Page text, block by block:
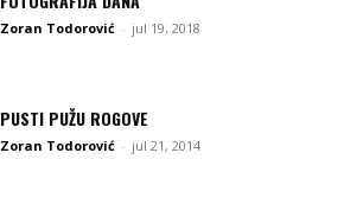
Zoran Todorović - jul 19, 2018
PUSTI PUŽU ROGOVE
Zoran Todorović - jul 21, 2014